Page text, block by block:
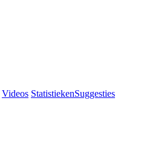
Videos StatistiekenSuggesties